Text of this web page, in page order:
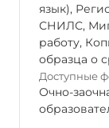
язык),
СНИЛС,
работу,
образца о
Доступные
Очно-